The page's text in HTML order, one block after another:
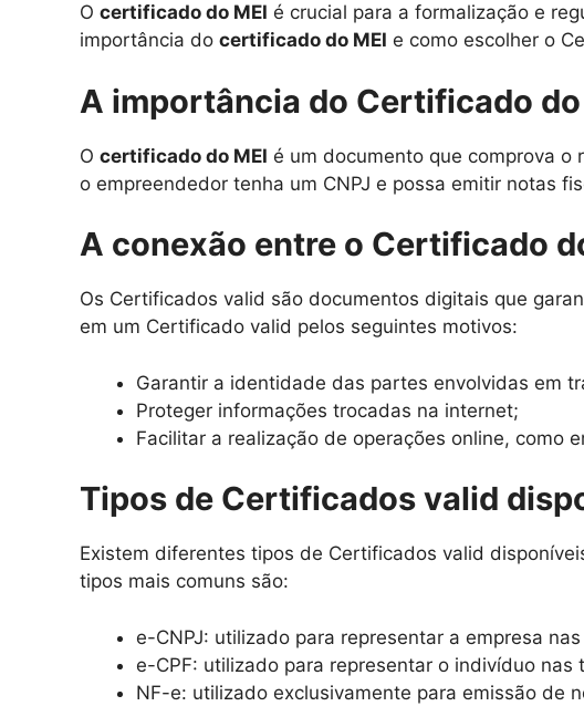
O certificado do MEI é crucial para a formalização e
importância do certificado do MEI e como escolher o
A importância do Certificado do
O certificado do MEI é um documento que comprova o
o empreendedor tenha um CNPJ e possa emitir notas
A conexão entre o Certificado
Os Certificados valid são documentos digitais que
em um Certificado valid pelos seguintes motivos:
Garantir a identidade das partes envolvidas em
Proteger informações trocadas na internet;
Facilitar a realização de operações online, como
Tipos de Certificados valid
Existem diferentes tipos de Certificados valid
tipos mais comuns são:
e-CNPJ: utilizado para representar a empresa
e-CPF: utilizado para representar o indivíduo nas
NF-e: utilizado exclusivamente para emissão de